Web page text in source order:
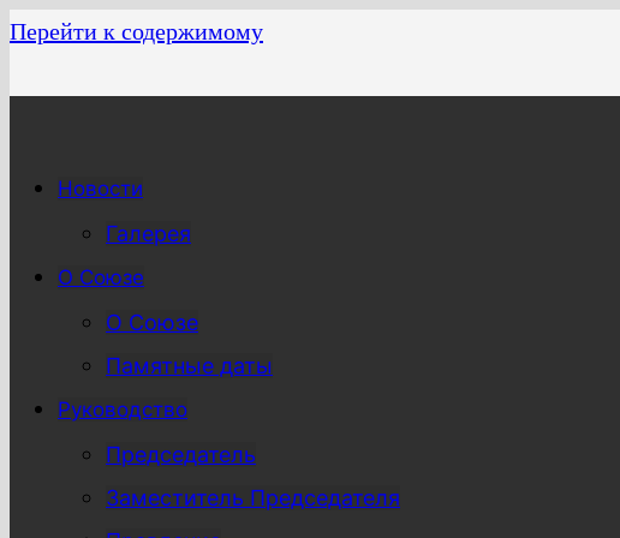
Перейти к содержимому
Новости
Галерея
О Союзе
О Союзе
Памятные даты
Руководство
Председатель
Заместитель Председателя